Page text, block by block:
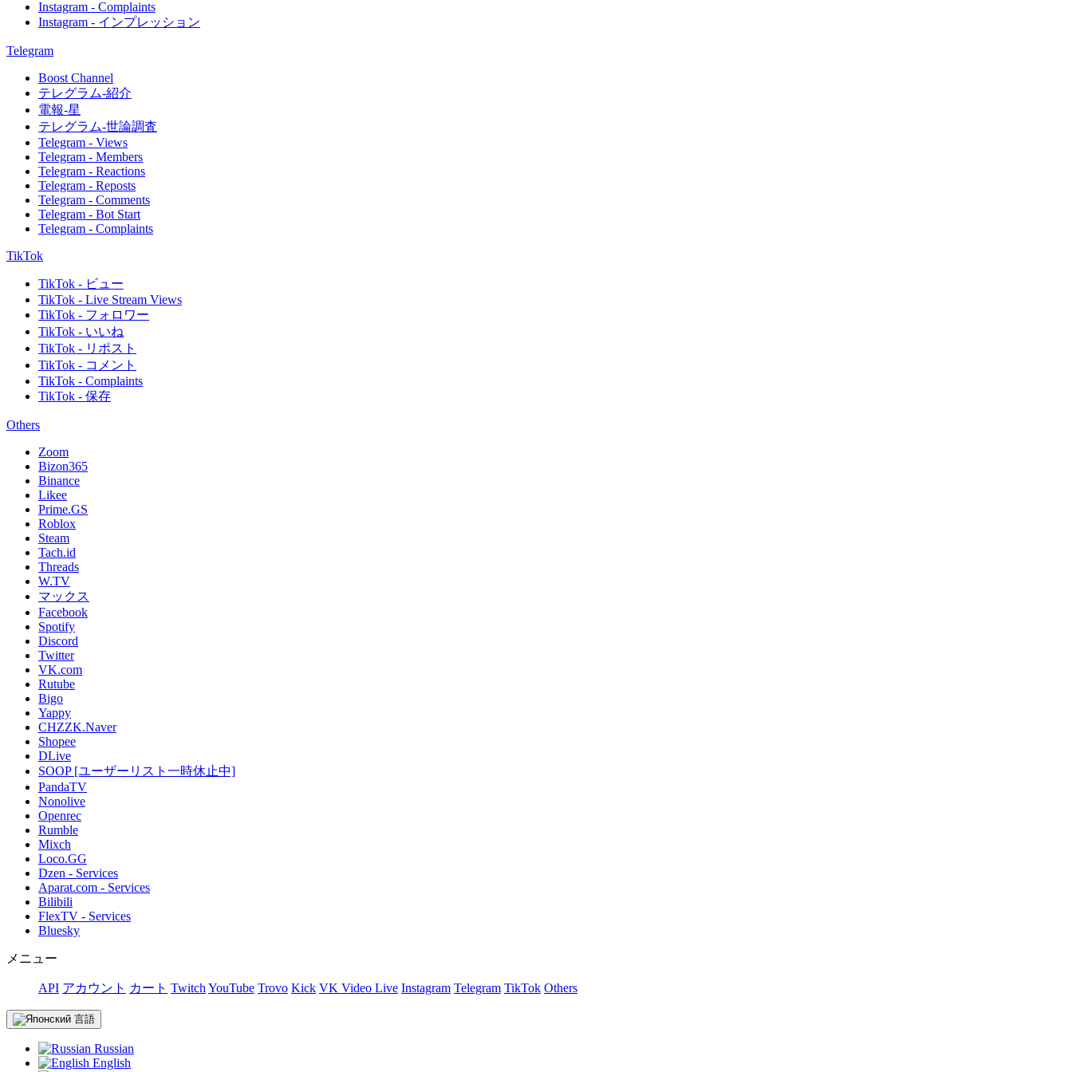
Instagram - Complaints
Instagram - インプレッション
Telegram
Boost Channel
テレグラム-紹介
電報-星
テレグラム-世論調査
Telegram - Views
Telegram - Members
Telegram - Reactions
Telegram - Reposts
Telegram - Comments
Telegram - Bot Start
Telegram - Complaints
TikTok
TikTok - ビュー
TikTok - Live Stream Views
TikTok - フォロワー
TikTok - いいね
TikTok - リポスト
TikTok - コメント
TikTok - Complaints
TikTok - 保存
Others
Zoom
Bizon365
Binance
Likee
Prime.GS
Roblox
Steam
Tach.id
Threads
W.TV
マックス
Facebook
Spotify
Discord
Twitter
VK.com
Rutube
Bigo
Yappy
CHZZK.Naver
Shopee
DLive
SOOP [ユーザーリスト一時休止中]
PandaTV
Nonolive
Openrec
Rumble
Mixch
Loco.GG
Dzen - Services
Aparat.com - Services
Bilibili
FlexTV - Services
Bluesky
メニュー
API アカウント カート Twitch YouTube Trovo Kick VK Video Live Instagram Telegram TikTok Others
言語
Russian
English